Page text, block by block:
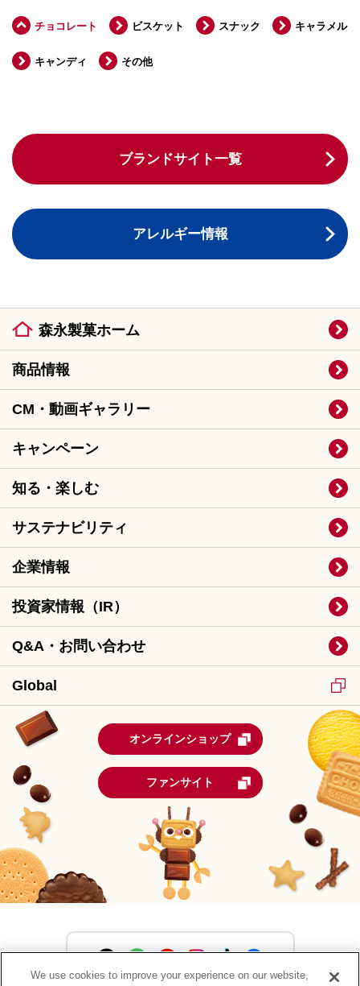
チョコレート ビスケット スナック キャラメル
キャンディ その他
ブランドサイト一覧
アレルギー情報
森永製菓ホーム
商品情報
CM・動画ギャラリー
キャンペーン
知る・楽しむ
サステナビリティ
企業情報
投資家情報（IR）
Q&A・お問い合わせ
Global
オンラインショップ
ファンサイト
We use cookies to improve your experience on our website,